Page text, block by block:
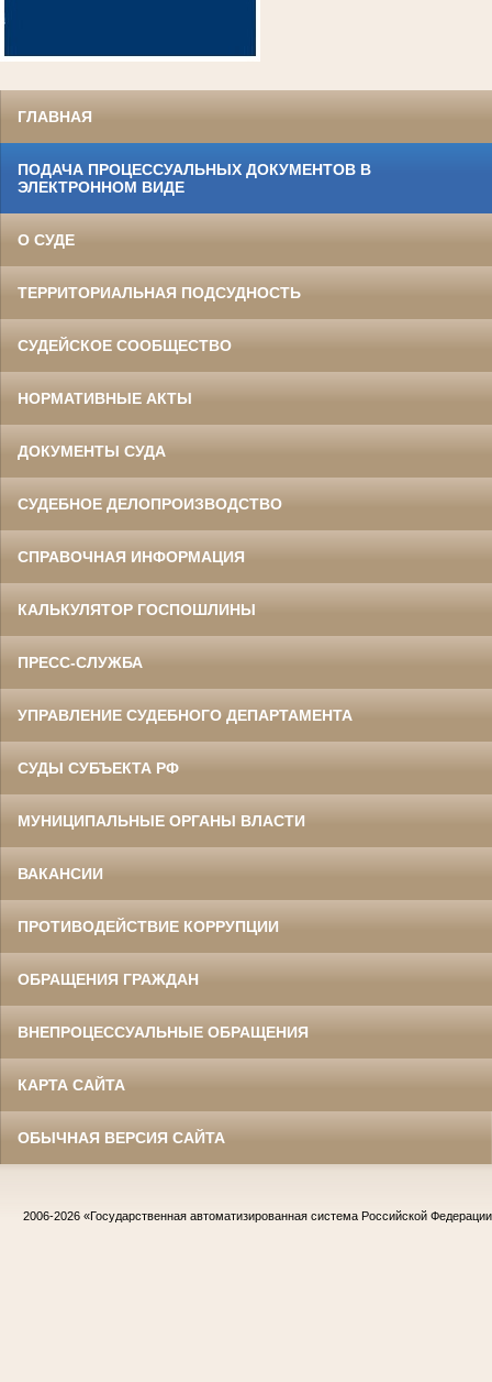
ГЛАВНАЯ
ПОДАЧА ПРОЦЕССУАЛЬНЫХ ДОКУМЕНТОВ В
ЭЛЕКТРОННОМ ВИДЕ
О СУДЕ
ТЕРРИТОРИАЛЬНАЯ ПОДСУДНОСТЬ
СУДЕЙСКОЕ СООБЩЕСТВО
НОРМАТИВНЫЕ АКТЫ
ДОКУМЕНТЫ СУДА
СУДЕБНОЕ ДЕЛОПРОИЗВОДСТВО
СПРАВОЧНАЯ ИНФОРМАЦИЯ
КАЛЬКУЛЯТОР ГОСПОШЛИНЫ
ПРЕСС-СЛУЖБА
УПРАВЛЕНИЕ СУДЕБНОГО ДЕПАРТАМЕНТА
СУДЫ СУБЪЕКТА РФ
МУНИЦИПАЛЬНЫЕ ОРГАНЫ ВЛАСТИ
ВАКАНСИИ
ПРОТИВОДЕЙСТВИЕ КОРРУПЦИИ
ОБРАЩЕНИЯ ГРАЖДАН
ВНЕПРОЦЕССУАЛЬНЫЕ ОБРАЩЕНИЯ
КАРТА САЙТА
ОБЫЧНАЯ ВЕРСИЯ САЙТА
2006-2026 «Государственная автоматизированная система Российской